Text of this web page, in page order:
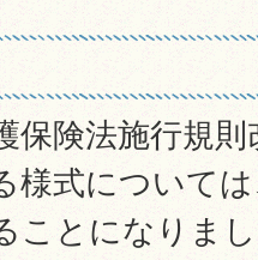
保険法施行規
様式について
ことになりま